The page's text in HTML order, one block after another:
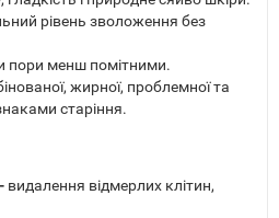
рівень зволоження без
пори менш помітними.
жирної, проблемної та
старіння.
видалення відмерлих клітин,